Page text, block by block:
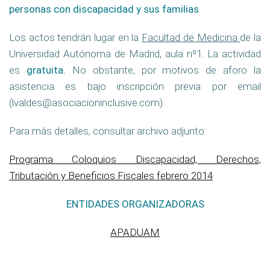
personas con discapacidad y sus familias.
Los actos tendrán lugar en la Facultad de Medicina de la
Universidad Autónoma de Madrid, aula nº1. La actividad
es gratuita. No obstante, por motivos de aforo la
asistencia es bajo inscripción previa por email
(lvaldes@asociacioninclusive.com)
Para más detalles, consultar archivo adjunto:
Programa Coloquios Discapacidad, Derechos,
Tributación y Beneficios Fiscales febrero 2014
ENTIDADES ORGANIZADORAS
APADUAM